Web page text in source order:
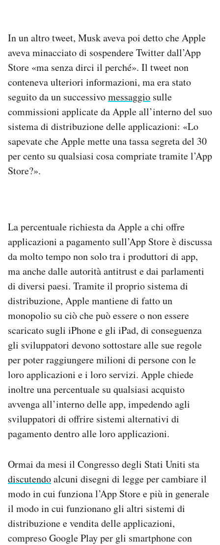
In un altro tweet, Musk aveva poi detto che Apple
aveva minacciato di sospendere Twitter dall’App
Store «ma senza dirci il perché». Il tweet non
conteneva ulteriori informazioni, ma era stato
seguito da un successivomessaggio sulle
commissioni applicate da Apple all’interno del suo
sistema di distribuzione delle applicazioni: «Lo
sapevate che Apple mette una tassa segreta del 30
per cento su qualsiasi cosa compriate tramite l’App
Store?».
La percentuale richiesta da Apple a chi offre
applicazioni a pagamento sull’App Store è discussa
da molto tempo non solo tra i produttori di app,
ma anche dalle autorità antitrust e dai parlamenti
di diversi paesi. Tramite il proprio sistema di
distribuzione, Apple mantiene di fatto un
monopolio su ciò che può essere o non essere
scaricato sugli iPhone e gli iPad, di conseguenza
gli sviluppatori devono sottostare alle sue regole
per poter raggiungere milioni di persone con le
loro applicazioni e i loro servizi. Apple chiede
inoltre una percentuale su qualsiasi acquisto
avvenga all’interno delle app, impedendo agli
sviluppatori di offrire sistemi alternativi di
pagamento dentro alle loro applicazioni.
Ormai da mesi il Congresso degli Stati Uniti sta
discutendoalcuni disegni di legge per cambiare il
modo in cui funziona l’App Store e più in generale
il modo in cui funzionano gli altri sistemi di
distribuzione e vendita delle applicazioni,
compreso Google Play per gli smartphone con